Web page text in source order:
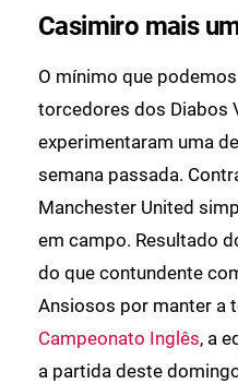
Casimiro mais
O mínimo que
torcedores dos Diabos
experimentaram uma
semana passada.
Manchester United
em campo. Resultado
do que contundente
Ansiosos por manter a
Campeonato Inglês, a
a partida deste